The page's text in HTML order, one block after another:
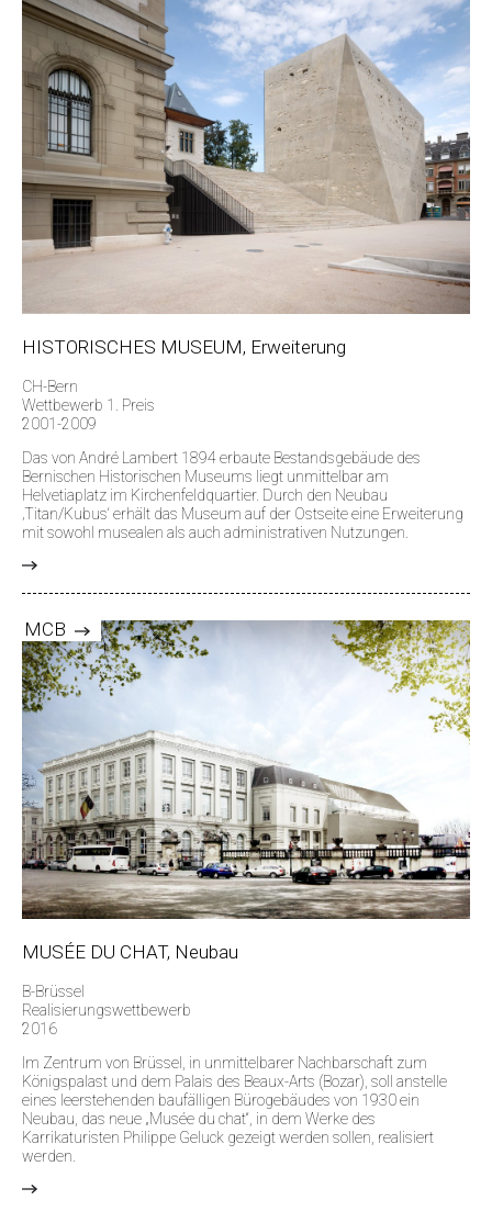
HISTORISCHES MUSEUM, Erweiterung
CH-Bern
Wettbewerb 1. Preis
2001-2009
Das von André Lambert 1894 erbaute Bestandsgebäude des
Bernischen Historischen Museums liegt unmittelbar am
Helvetiaplatz im Kirchenfeldquartier. Durch den Neubau
‚Titan/Kubus‘ erhält das Museum auf der Ostseite eine Erweiterung
mit sowohl musealen als auch administrativen Nutzungen.
MCB
MUSÉE DU CHAT, Neubau
B-Brüssel
Realisierungswettbewerb
2016
Im Zentrum von Brüssel, in unmittelbarer Nachbarschaft zum
Königspalast und dem Palais des Beaux-Arts (Bozar), soll anstelle
eines leerstehenden baufälligen Bürogebäudes von 1930 ein
Neubau, das neue „Musée du chat“, in dem Werke des
Karrikaturisten Philippe Geluck gezeigt werden sollen, realisiert
werden.